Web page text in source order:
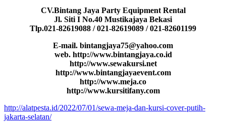
CV.Bintang Jaya Party Equipment Rental
Jl. Siti I No.40 Mustikajaya Bekasi
Tlp.021-82619088 / 021-82619089 / 021-82601199
E-mail. bintangjaya75@yahoo.com
web. http://www.bintangjaya.co.id
http://www.sewakursi.net
http://www.bintangjayaevent.com
http://www.meja.co
http://www.kursitifany.com
http://alatpesta.id/2022/07/01/sewa-meja-dan-kursi-cover-putih-
jakarta-selatan/